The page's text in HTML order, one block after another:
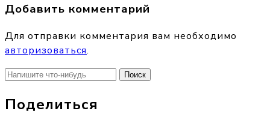
Добавить комментарий
Для отправки комментария вам необходимо
авторизоваться.
Найти:
Поделиться